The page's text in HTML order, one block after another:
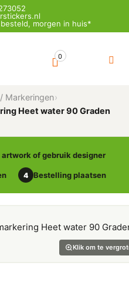
morgen in huis*
0
Markeringen›
Heet water 90 Graden
artwork of gebruik designer
4 Bestelling plaatsen
Klik om te